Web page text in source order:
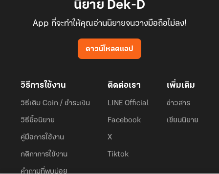
นิยาย Dek-D
App ที่จะทำให้คุณอ่านนิยายจนวางมือถือไม่ลง!
ดาวน์โหลดแอป
วิธีการใช้งาน
วิธีเติม Coin / ชำระเงิน
วิธีซื้อนิยาย
คู่มือการใช้งาน
กติกาการใช้งาน
คำถามที่พบบ่อย
ติดต่อเรา
LINE Official
Facebook
X
Tiktok
เพิ่มเติม
ข่าวสาร
เขียนนิยาย